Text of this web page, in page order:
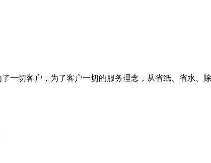
一切客户，为了客户一切的服务理念，从省纸、省水、